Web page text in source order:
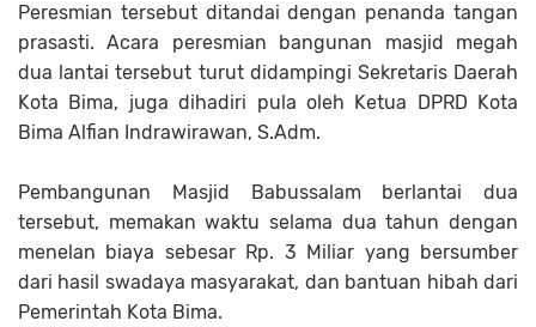
Peresmian tersebut ditandai dengan penanda tangan
prasasti. Acara peresmian bangunan masjid megah
dua lantai tersebut turut didampingi Sekretaris Daerah
Kota Bima, juga dihadiri pula oleh Ketua DPRD Kota
Bima Alfian Indrawirawan, S.Adm.
Pembangunan Masjid Babussalam berlantai dua
tersebut, memakan waktu selama dua tahun dengan
menelan biaya sebesar Rp. 3 Miliar yang bersumber
dari hasil swadaya masyarakat, dan bantuan hibah dari
Pemerintah Kota Bima.